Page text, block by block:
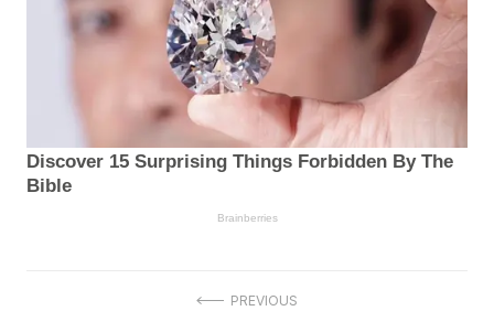
PREVIOUS